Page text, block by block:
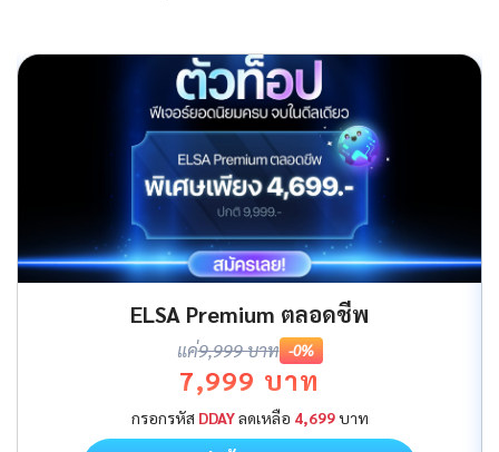
ELSA Premium ตลอดชีพ
แค่9,999 บาท -0%
7,999 บาท
กรอกรหัส DDAYลดเหลือ 4,699บาท